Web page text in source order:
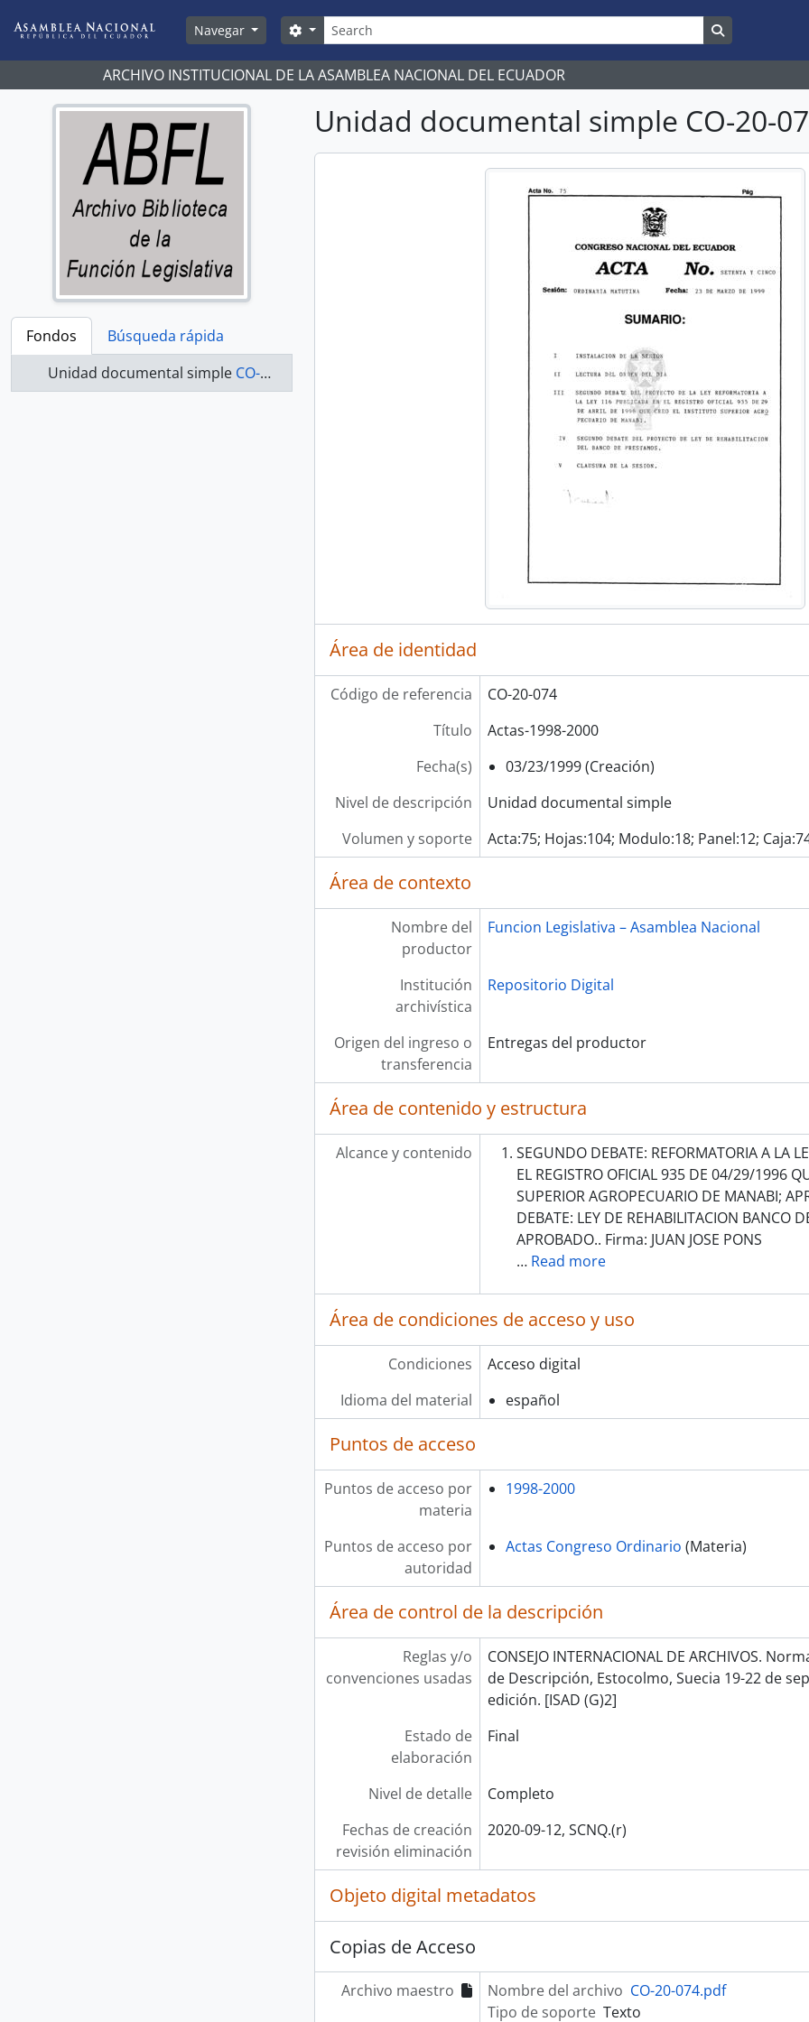
Navegar
Búsqueda
Search options
ARCHIVO INSTITUCIONAL DE LA ASAMBLEA NACIONAL DEL ECUADOR
Fondos
Búsqueda rápida
Unidad documental simple CO-20-074 - Actas-1998-2000
Unidad documental simple CO-20-
Área de identidad
Código de referencia
CO-20-074
Título
Actas-1998-2000
Fecha(s)
03/23/1999 (Creación)
Nivel de descripción
Unidad documental simple
Volumen y soporte
Acta:75; Hojas:104; Modulo:18; Panel:12;
Área de contexto
Nombre del
productor
Funcion Legislativa – Asamblea Nacional
Institución
archivística
Repositorio Digital
Origen del ingreso o
transferencia
Entregas del productor
Área de contenido y estructura
Alcance y contenido
SEGUNDO DEBATE: REFORMATORIA A LA
EL REGISTRO OFICIAL 935 DE 04/29/1996
SUPERIOR AGROPECUARIO DE MANABI;
DEBATE: LEY DE REHABILITACION BANCO
APROBADO.. Firma: JUAN JOSE PONS
… Read more
Área de condiciones de acceso y uso
Condiciones
Acceso digital
Idioma del material
español
Puntos de acceso
Puntos de acceso por
materia
1998-2000
Puntos de acceso por
autoridad
Actas Congreso Ordinario (Materia)
Área de control de la descripción
Reglas y/o
convenciones usadas
CONSEJO INTERNACIONAL DE ARCHIVOS.
de Descripción, Estocolmo, Suecia 19-22 de
edición. [ISAD (G)2]
Estado de
elaboración
Final
Nivel de detalle
Completo
Fechas de creación
revisión eliminación
2020-09-12, SCNQ.(r)
Objeto digital metadatos
Copias de Acceso
Archivo maestro Nombre del archivo CO-20-074.pdf
Tipo de soporte Texto